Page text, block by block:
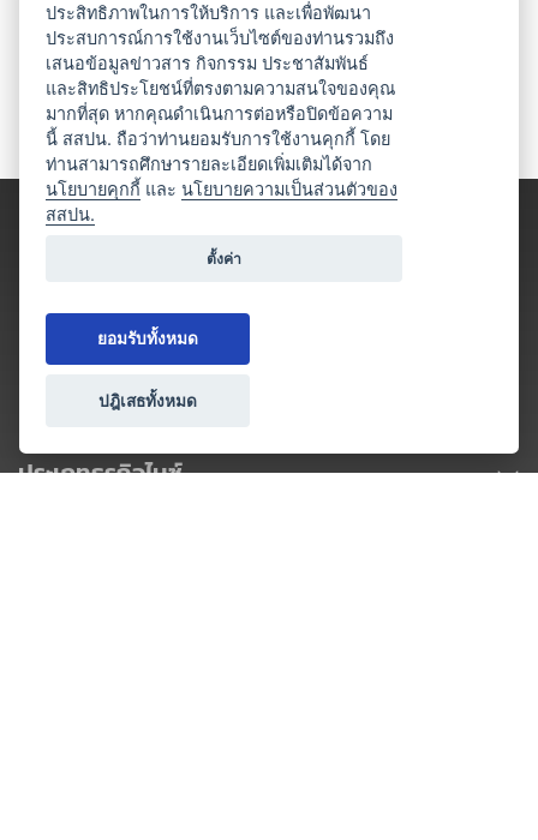
ประเภทธุรกิจไมซ์
ประสิทธิภาพในการให้บริการ และเพื่อพัฒนา
ประสบการณ์การใช้งานเว็บไซต์ของท่านรวมถึง
เสนอข้อมูลข่าวสาร กิจกรรม ประชาสัมพันธ์
และสิทธิประโยชน์ที่ตรงตามความสนใจของคุณ
มากที่สุด หากคุณดำเนินการต่อหรือปิดข้อความ
นี้ สสปน. ถือว่าท่านยอมรับการใช้งานคุกกี้ โดย
ท่านสามารถศึกษารายละเอียดเพิ่มเติมได้จาก
นโยบายคุกกี้ และนโยบายความเป็นส่วนตัวของ
สสปน.
ตั้งค่า
ยอมรับทั้งหมด
ปฎิเสธทั้งหมด